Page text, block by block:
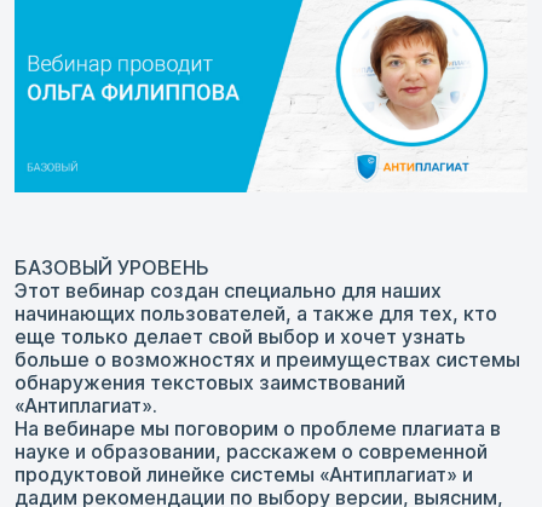
БАЗОВЫЙ УРОВЕНЬ
Этот вебинар создан специально для наших
начинающих пользователей, а также для тех, кто
еще только делает свой выбор и хочет узнать
больше о возможностях и преимуществах системы
обнаружения текстовых заимствований
«Антиплагиат».
На вебинаре мы поговорим о проблеме плагиата в
науке и образовании, расскажем о современной
продуктовой линейке системы «Антиплагиат» и
дадим рекомендации по выбору версии, выясним,